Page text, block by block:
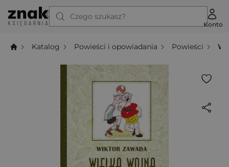
Czego szukasz?
Konto
Katalog Powieści i opowiadania Powieści